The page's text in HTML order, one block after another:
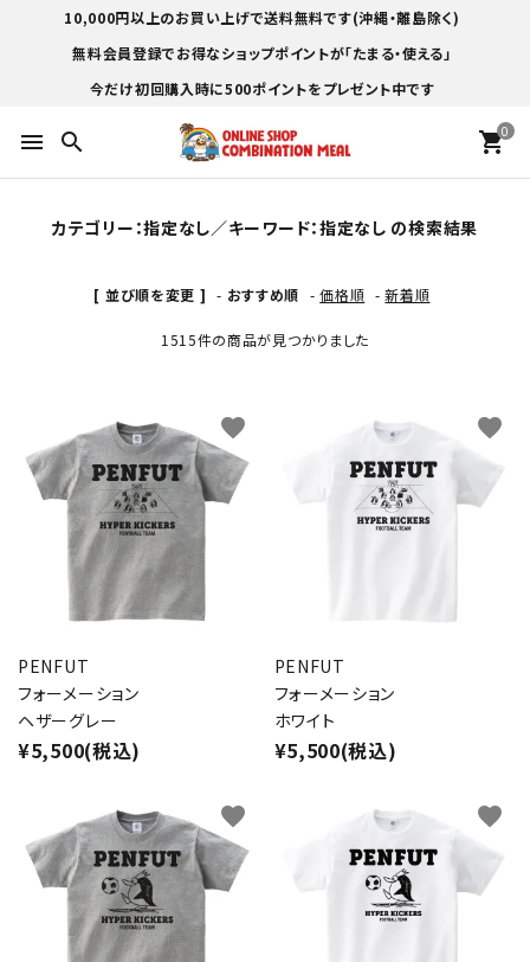
10,000円以上のお買い上げで送料無料です(沖縄・離島除く)
無料会員登録でお得なショップポイントが「たまる・使える」
今だけ初回購入時に500ポイントをプレゼント中です
menu search 0
shopping_cart
カテゴリー：指定なし／キーワード：指定なし の検索結果
[ 並び順を変更 ] - おすすめ順 -価格順 -新着順
1515件の商品が見つかりました
PENFUT
フォーメーション
ヘザーグレー
¥5,500(税込)
favorite
PENFUT
フォーメーション
ホワイト
¥5,500(税込)
favorite
favorite favorite